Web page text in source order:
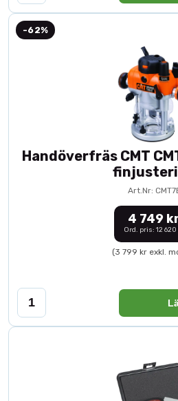
-62%
Handöverfräs CMT
Art.Nr:
4 749
Ord. pris: 12 620
(3 799 kr exkl.